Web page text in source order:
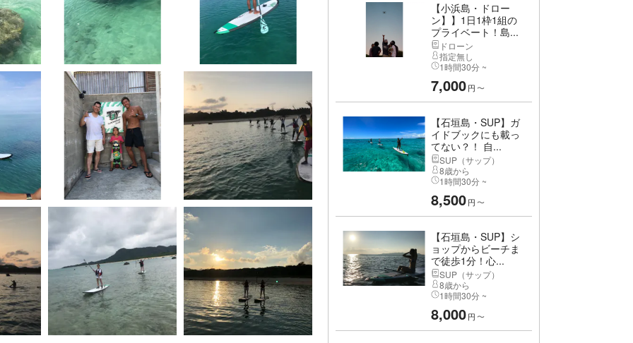
【小浜島・ドロー
ン】】1日1枠1組の
プライベート！島...
ドローン
指定無し
1時間30分 ~
7,000円 〜
【石垣島・SUP】ガ
イドブックにも載っ
てない？！ 自...
SUP（サップ）
8歳から
1時間30分 ~
8,500円 〜
【石垣島・SUP】シ
ョップからビーチま
で徒歩1分！心...
SUP（サップ）
8歳から
1時間30分 ~
8,000円 〜